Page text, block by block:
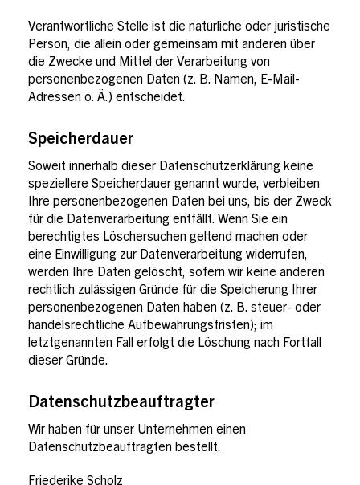
Verantwortliche Stelle ist die natürliche oder juristische
Person, die allein oder gemeinsam mit anderen über
die Zwecke und Mittel der Verarbeitung von
personenbezogenen Daten (z. B. Namen, E-Mail-
Adressen o. Ä.) entscheidet.
Speicherdauer
Soweit innerhalb dieser Datenschutzerklärung keine
speziellere Speicherdauer genannt wurde, verbleiben
Ihre personenbezogenen Daten bei uns, bis der Zweck
für die Datenverarbeitung entfällt. Wenn Sie ein
berechtigtes Löschersuchen geltend machen oder
eine Einwilligung zur Datenverarbeitung widerrufen,
werden Ihre Daten gelöscht, sofern wir keine anderen
rechtlich zulässigen Gründe für die Speicherung Ihrer
personenbezogenen Daten haben (z. B. steuer- oder
handelsrechtliche Aufbewahrungsfristen); im
letztgenannten Fall erfolgt die Löschung nach Fortfall
dieser Gründe.
Datenschutzbeauftragter
Wir haben für unser Unternehmen einen
Datenschutzbeauftragten bestellt.
Friederike Scholz